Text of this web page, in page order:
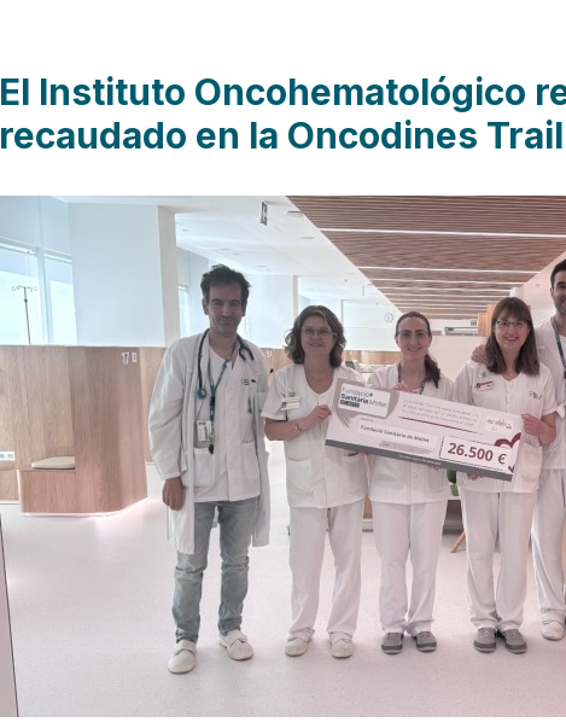
El Instituto Oncohematológico
recaudado en la Oncodines Trail